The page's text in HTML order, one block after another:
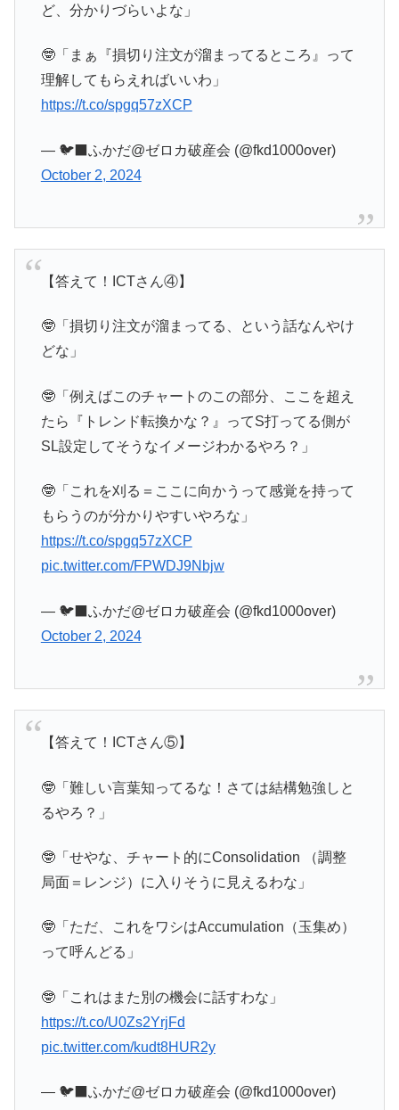
ど、分かりづらいよな」
🤓「まぁ『損切り注文が溜まってるところ』って
理解してもらえればいいわ」
https://t.co/spgq57zXCP
— 🐦‍⬛ふかだ@ゼロカ破産会 (@fkd1000over)
October 2, 2024
【答えて！ICTさん④】
🤓「損切り注文が溜まってる、という話なんやけ
どな」
🤓「例えばこのチャートのこの部分、ここを超え
たら『トレンド転換かな？』ってS打ってる側が
SL設定してそうなイメージわかるやろ？」
🤓「これを刈る＝ここに向かうって感覚を持って
もらうのが分かりやすいやろな」
https://t.co/spgq57zXCP
pic.twitter.com/FPWDJ9Nbjw
— 🐦‍⬛ふかだ@ゼロカ破産会 (@fkd1000over)
October 2, 2024
【答えて！ICTさん⑤】
🤓「難しい言葉知ってるな！さては結構勉強しと
るやろ？」
🤓「せやな、チャート的にConsolidation （調整
局面＝レンジ）に入りそうに見えるわな」
🤓「ただ、これをワシはAccumulation（玉集め）
って呼んどる」
🤓「これはまた別の機会に話すわな」
https://t.co/U0Zs2YrjFd
pic.twitter.com/kudt8HUR2y
— 🐦‍⬛ふかだ@ゼロカ破産会 (@fkd1000over)